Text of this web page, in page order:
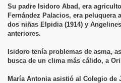
Su padre Isidoro Abad, era
Fernández Palacios, era
dos niñas Elpidia (1914) y
anteriores.
Isidoro tenía problemas de asma,
busca de un clima más cálido, a
María Antonia asistió al Colegio de